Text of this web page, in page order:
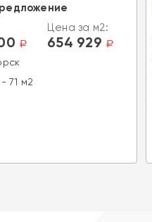
a
Цена за м2:
654 929 a
71 м2